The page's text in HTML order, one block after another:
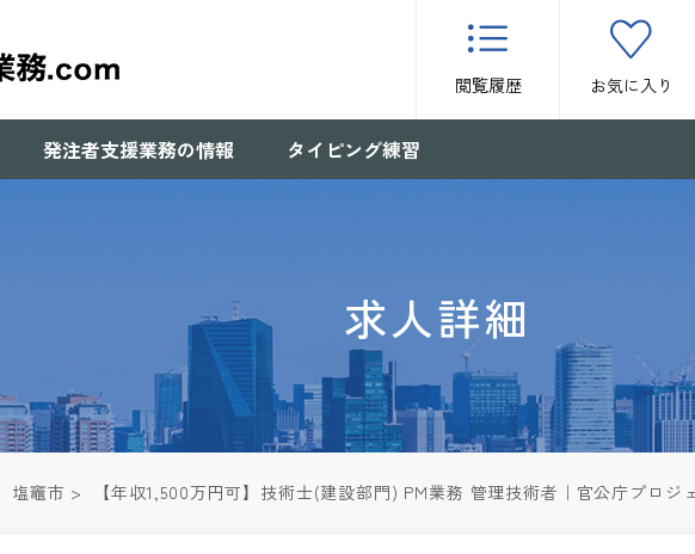
閲覧履歴 お気に入り
発注者支援業務の情報 タイピング練習
求人詳細
塩竈市 > 【年収1,500万円可】技術士(建設部門) PM業務 管理技術者｜官公庁プロジ